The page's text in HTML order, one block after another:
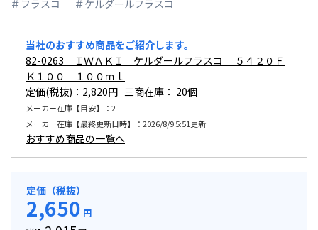
＃フラスコ
＃ケルダールフラスコ
当社のおすすめ商品をご紹介します。
82-0263 ＩＷＡＫＩ ケルダールフラスコ ５４２０Ｆ
Ｋ１００ １００ｍｌ
定価(税抜)：2,820円 三商在庫： 20個
メーカー在庫【目安】：2
メーカー在庫【最終更新日時】：2026/8/9 5:51更新
おすすめ商品の一覧へ
定価（税抜）
2,650 円